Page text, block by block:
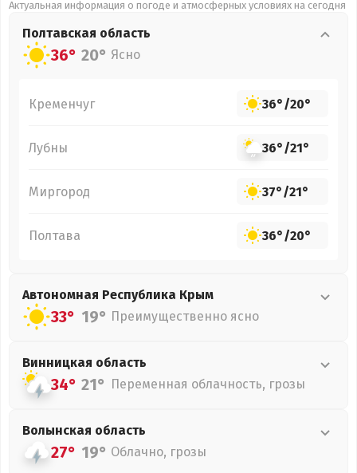
Актуальная информация о погоде и атмосферных условиях на сегодня
Полтавская область
36° 20° Ясно
Кременчуг 36°/20°
Лубны 36°/21°
Миргород 37°/21°
Полтава 36°/20°
Автономная Республика Крым
33° 19° Преимущественно ясно
Винницкая область
34° 21° Переменная облачность, грозы
Волынская область
27° 19° Облачно, грозы